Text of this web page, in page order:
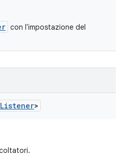
con l'impostazione del
Listener>